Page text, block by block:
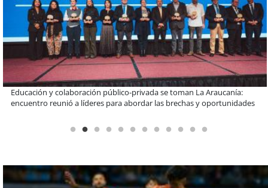
Llaman a interiorizarse de los programas de estudios para postular
informado al SAE